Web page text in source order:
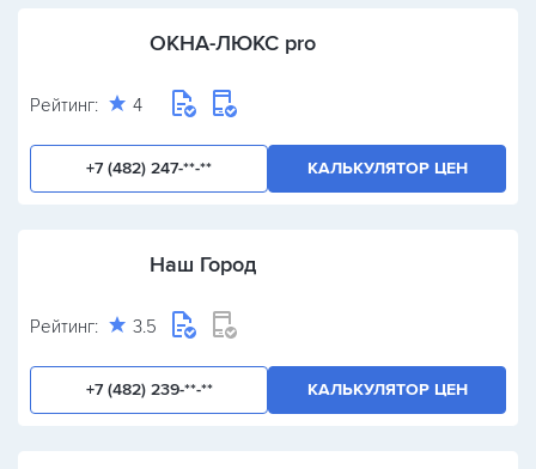
ОКНА-ЛЮКС pro
Рейтинг: 4
+7 (482) 247-**-** КАЛЬКУЛЯТОР ЦЕН
Наш Город
Рейтинг: 3.5
+7 (482) 239-**-** КАЛЬКУЛЯТОР ЦЕН